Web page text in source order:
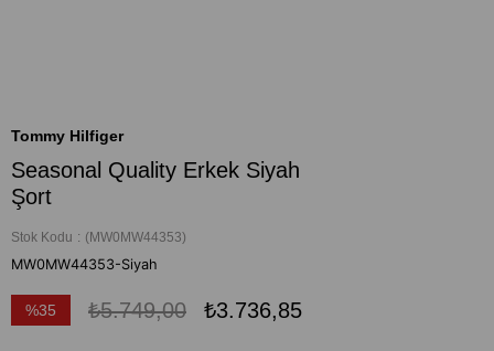
Tommy Hilfiger
Seasonal Quality Erkek Siyah
Şort
Stok Kodu (MW0MW44353)
MW0MW44353-Siyah
%35
₺5.749,00 ₺3.736,85